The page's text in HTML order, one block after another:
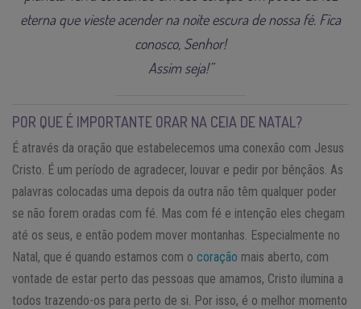
eterna que vieste acender na noite escura de nossa fé. Fica
conosco, Senhor!
Assim seja!”
POR QUE É IMPORTANTE ORAR NA CEIA DE NATAL?
É através da oração que estabelecemos uma conexão com Jesus
Cristo. É um período de agradecer, louvar e pedir por bênçãos. As
palavras colocadas uma depois da outra não têm qualquer poder
se não forem oradas com fé. Mas com fé e intenção eles chegam
até os seus, e então podem mover montanhas. Especialmente no
Natal, que é quando estamos com o coração mais aberto, com
vontade de estar perto das pessoas que amamos, Cristo ilumina a
todos trazendo-os para perto de si. Por isso, é o melhor momento